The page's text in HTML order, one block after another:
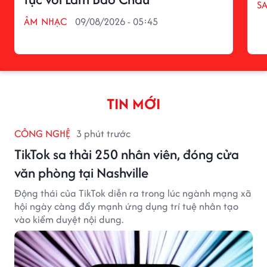
ÂM NHẠC 09/08/2026 - 05:45
TIN MỚI
CÔNG NGHỆ 3 phút trước
TikTok sa thải 250 nhân viên, đóng cửa
văn phòng tại Nashville
Động thái của TikTok diễn ra trong lúc ngành mạng xã
hội ngày càng đẩy mạnh ứng dụng trí tuệ nhân tạo
vào kiểm duyệt nội dung.